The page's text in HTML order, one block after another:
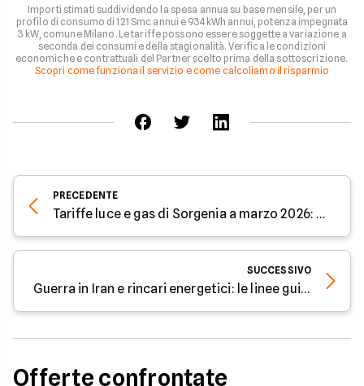
Importi stimati suddividendo la spesa annua su base mensile, per un
profilo di consumo di 121 Smc annui e 934 kWh annui, potenza impegnata
3 kW, comune Milano. Le tariffe possono essere soggette a variazione a
seconda dei consumi e della stagionalità. Verifica le condizioni
economiche e contrattuali del Partner scelto prima della sottoscrizione.
Scopri come funziona il servizio e come calcoliamo il risparmio
PRECEDENTE
Tariffe luce e gas di Sorgenia a marzo 2026: prezzo fisso e indicizzato
SUCCESSIVO
Guerra in Iran e rincari energetici: le linee guida dell'UE
Offerte confrontate